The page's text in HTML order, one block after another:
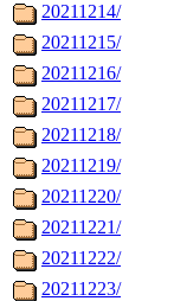
20211214/
20211215/
20211216/
20211217/
20211218/
20211219/
20211220/
20211221/
20211222/
20211223/